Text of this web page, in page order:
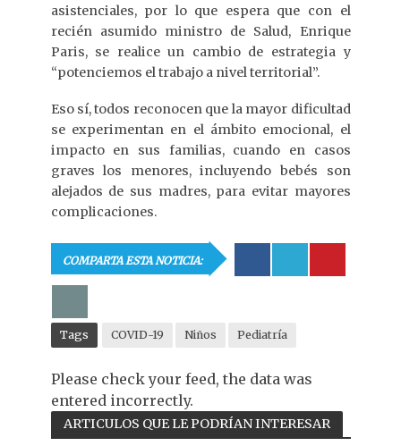
asistenciales, por lo que espera que con el
recién asumido ministro de Salud, Enrique
Paris, se realice un cambio de estrategia y
“potenciemos el trabajo a nivel territorial”.
Eso sí, todos reconocen que la mayor dificultad
se experimentan en el ámbito emocional, el
impacto en sus familias, cuando en casos
graves los menores, incluyendo bebés son
alejados de sus madres, para evitar mayores
complicaciones.
COMPARTA ESTA NOTICIA:
Tags COVID-19 Niños Pediatría
Please check your feed, the data was
entered incorrectly.
ARTICULOS QUE LE PODRÍAN INTERESAR